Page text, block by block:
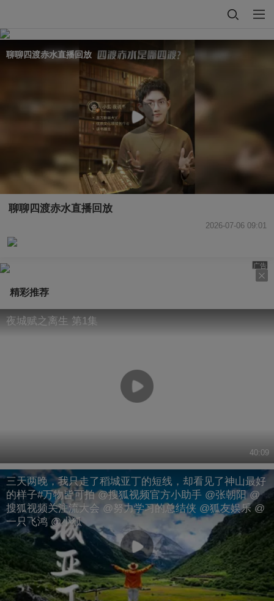
聊聊四渡赤水直播回放
聊聊四渡赤水直播回放
2026-07-06 09:01
广告
精彩推荐
夜城赋之离生 第1集
40:09
三天两晚，我只走了稻城亚丁的短线，却看见了神山最好
的样子#万物皆可拍 @搜狐视频官方小助手 @张朝阳 @
搜狐视频关注流大会 @努力学习的总结侠 @狐友娱乐 @
一只飞鸿 @小狐